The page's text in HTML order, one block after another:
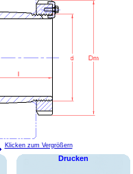
Klicken zum Vergrößern
Drucken